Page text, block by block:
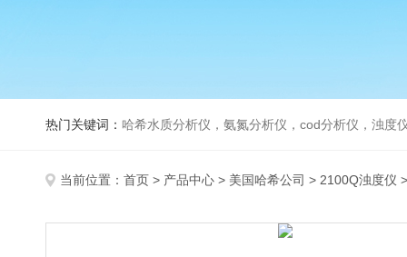
热门关键词： 哈希水质分析仪，氨氮分析仪，cod分析仪，浊度
当前位置： 首页 > 产品中心 > 美国哈希公司 > 2100Q浊度仪